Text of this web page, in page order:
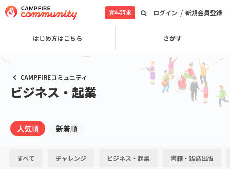
ログイン / 新規会員登録
資料請求
はじめ方はこちら さがす
CAMPFIREコミュニティ
ビジネス・起業
人気順 新着順
すべて チャレンジ ビジネス・起業 書籍・雑誌出版